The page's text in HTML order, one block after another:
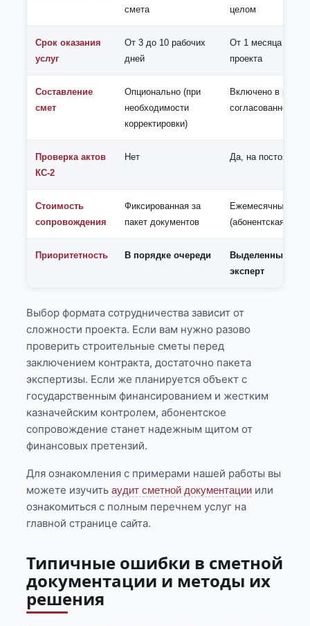
смета
целом
Срок оказания
услуг
От 3 до 10 рабочих
дней
От 1 месяца до
проекта
Составление
смет
Опционально (при
необходимости
корректировки)
Включено в
согласованного
Проверка актов
КС-2
Нет Да, на постоянной
Стоимость
сопровождения
Фиксированная за
пакет документов
Ежемесячный
(абонентская
Приоритетность В порядке очереди
Выделенный
эксперт
Выбор формата сотрудничества зависит от
сложности проекта. Если вам нужно разово
проверить строительные сметы перед
заключением контракта, достаточно пакета
экспертизы. Если же планируется объект с
государственным финансированием и жестким
казначейским контролем, абонентское
сопровождение станет надежным щитом от
финансовых претензий.
Для ознакомления с примерами нашей работы вы
можете изучитьаудит сметной документации или
ознакомиться с полным перечнем услуг на
главной странице сайта.
Типичные ошибки в сметной
документации и методы их
решения